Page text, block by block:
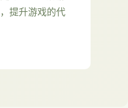
提升游戏的代